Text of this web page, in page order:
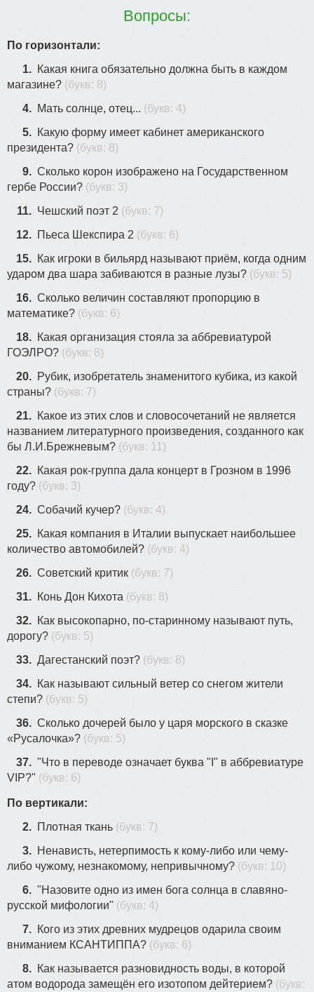
33
31
Вопросы:
По горизонтали:
1. Какая книга обязательно должна быть в каждом
магазине? (букв: 8)
4. Мать солнце, отец... (букв: 4)
5. Какую форму имеет кабинет американского
президента? (букв: 8)
9. Сколько корон изображено на Государственном
гербе России? (букв: 3)
11. Чешский поэт 2 (букв: 7)
12. Пьеса Шекспира 2 (букв: 6)
15. Как игроки в бильярд называют приём, когда одним
ударом два шара забиваются в разные лузы? (букв: 5)
16. Сколько величин составляют пропорцию в
математике? (букв: 6)
18. Какая организация стояла за аббревиатурой
ГОЭЛРО? (букв: 8)
20. Рубик, изобретатель знаменитого кубика, из какой
страны? (букв: 7)
21. Какое из этих слов и словосочетаний не является
названием литературного произведения, созданного как
бы Л.И.Брежневым? (букв: 11)
22. Какая рок-группа дала концерт в Грозном в 1996
году? (букв: 3)
24. Собачий кучер? (букв: 4)
25. Какая компания в Италии выпускает наибольшее
количество автомобилей? (букв: 4)
26. Советский критик (букв: 7)
31. Конь Дон Кихота (букв: 8)
32. Как высокопарно, по-старинному называют путь,
дорогу? (букв: 5)
33. Дагестанский поэт? (букв: 8)
34. Как называют сильный ветер со снегом жители
степи? (букв: 5)
36. Сколько дочерей было у царя морского в сказке
«Русалочка»? (букв: 5)
37. "Что в переводе означает буква "I" в аббревиатуре
VIP?" (букв: 6)
По вертикали:
2. Плотная ткань (букв: 7)
3. Ненависть, нетерпимость к кому-либо или чему-
либо чужому, незнакомому, непривычному? (букв: 10)
6. "Назовите одно из имен бога солнца в славяно-
русской мифологии" (букв: 4)
7. Кого из этих древних мудрецов одарила своим
вниманием КСАНТИППА? (букв: 6)
8. Как называется разновидность воды, в которой
атом водорода замещён его изотопом дейтерием? (букв: